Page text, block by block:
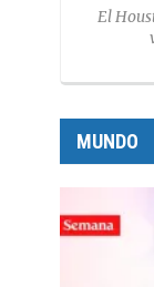
El
MUNDO